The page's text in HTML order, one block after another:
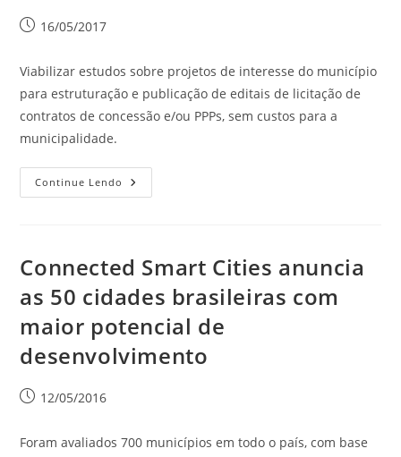
16/05/2017
Viabilizar estudos sobre projetos de interesse do município
para estruturação e publicação de editais de licitação de
contratos de concessão e/ou PPPs, sem custos para a
municipalidade.
Continue Lendo
Connected Smart Cities anuncia
as 50 cidades brasileiras com
maior potencial de
desenvolvimento
12/05/2016
Foram avaliados 700 municípios em todo o país, com base